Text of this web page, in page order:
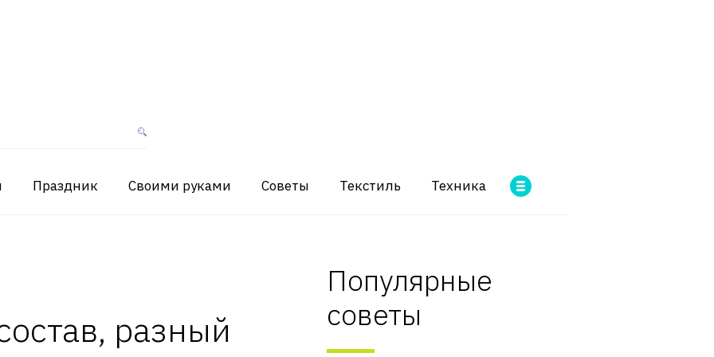
Праздник Своими руками Советы Текстиль Техника
разный
Популярные
советы